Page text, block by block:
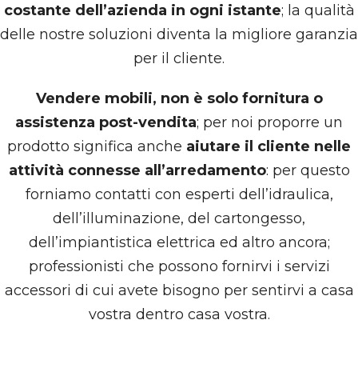
costante dell’azienda in ogni istante; la qualità
delle nostre soluzioni diventa la migliore garanzia
per il cliente.
Vendere mobili, non è solo fornitura o
assistenza post-vendita; per noi proporre un
prodotto significa anche aiutare il cliente nelle
attività connesse all’arredamento: per questo
forniamo contatti con esperti dell’idraulica,
dell’illuminazione, del cartongesso,
dell’impiantistica elettrica ed altro ancora;
professionisti che possono fornirvi i servizi
accessori di cui avete bisogno per sentirvi a casa
vostra dentro casa vostra.